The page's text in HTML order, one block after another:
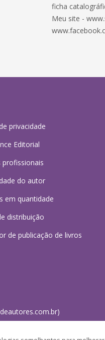
ficha
Meu site -
privacidade
Editorial
profissionais
do autor
em quantidade
distribuição
de publicação de livros